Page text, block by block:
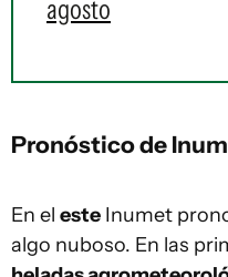
agosto
Pronóstico de
En el este Inumet
algo nuboso. En las